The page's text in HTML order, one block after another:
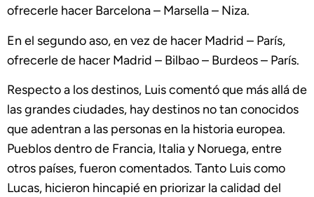
ofrecerle hacer Barcelona – Marsella – Niza.
En el segundo aso, en vez de hacer Madrid – París,
ofrecerle de hacer Madrid – Bilbao – Burdeos – París.
Respecto a los destinos, Luis comentó que más allá de
las grandes ciudades, hay destinos no tan conocidos
que adentran a las personas en la historia europea.
Pueblos dentro de Francia, Italia y Noruega, entre
otros países, fueron comentados. Tanto Luis como
Lucas, hicieron hincapié en priorizar la calidad del